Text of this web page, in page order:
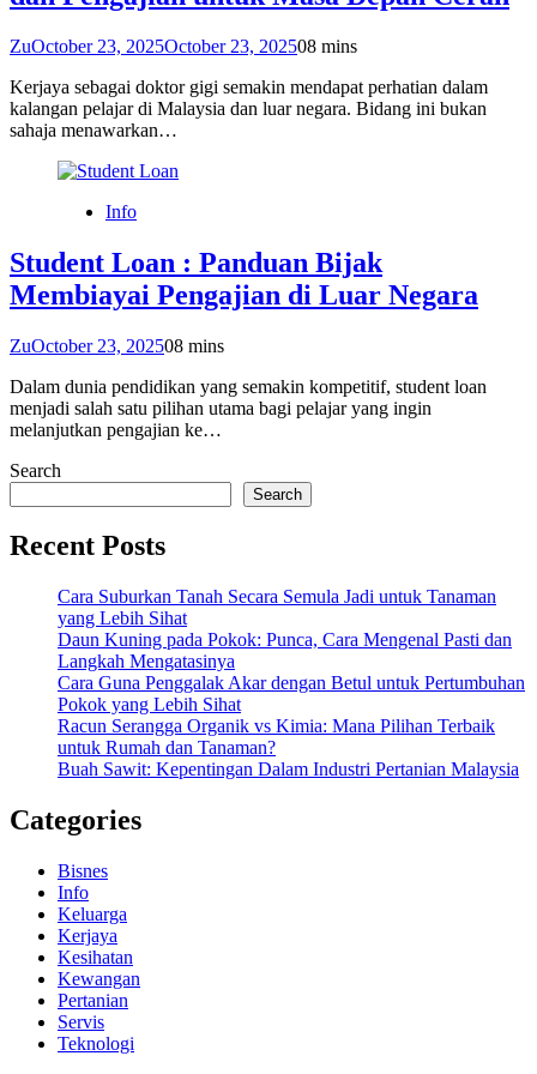
ZuOctober 23, 2025October 23, 202508 mins
Kerjaya sebagai doktor gigi semakin mendapat perhatian dalam
kalangan pelajar di Malaysia dan luar negara. Bidang ini bukan
sahaja menawarkan…
Info
Student Loan : Panduan Bijak
Membiayai Pengajian di Luar Negara
ZuOctober 23, 202508 mins
Dalam dunia pendidikan yang semakin kompetitif, student loan
menjadi salah satu pilihan utama bagi pelajar yang ingin
melanjutkan pengajian ke…
Search
Search
Recent Posts
Cara Suburkan Tanah Secara Semula Jadi untuk Tanaman
yang Lebih Sihat
Daun Kuning pada Pokok: Punca, Cara Mengenal Pasti dan
Langkah Mengatasinya
Cara Guna Penggalak Akar dengan Betul untuk Pertumbuhan
Pokok yang Lebih Sihat
Racun Serangga Organik vs Kimia: Mana Pilihan Terbaik
untuk Rumah dan Tanaman?
Buah Sawit: Kepentingan Dalam Industri Pertanian Malaysia
Categories
Bisnes
Info
Keluarga
Kerjaya
Kesihatan
Kewangan
Pertanian
Servis
Teknologi